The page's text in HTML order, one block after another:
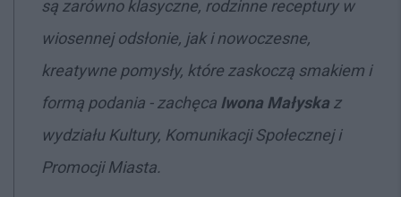
są zarówno klasyczne, rodzinne receptury w
wiosennej odsłonie, jak i nowoczesne,
kreatywne pomysły, które zaskoczą smakiem i
formą podania - zachęca Iwona Małyska z
wydziału Kultury, Komunikacji Społecznej i
Promocji Miasta.